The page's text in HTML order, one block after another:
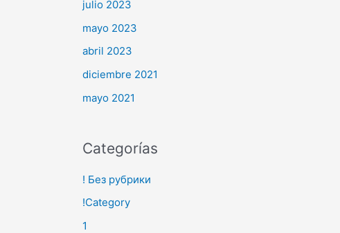
julio 2023
mayo 2023
abril 2023
diciembre 2021
mayo 2021
Categorías
! Без рубрики
!Category
1